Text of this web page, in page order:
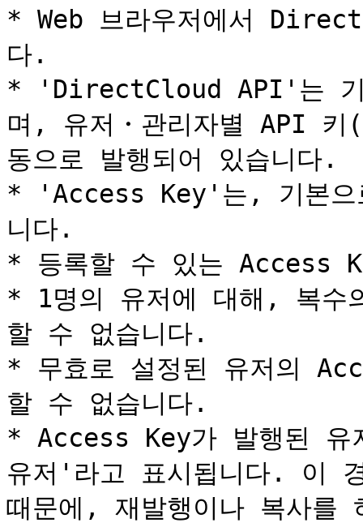
* Web 브라우저에서
다.
* 'DirectCloud API'는 기
며, 유저・관리자별 API
동으로 발행되어 있습니다.
* 'Access Key'는, 기본으
니다.
* 등록할 수 있는 Access
* 1명의 유저에 대해, 복수
할 수 없습니다.
* 무효로 설정된 유저의
할 수 없습니다.
* Access Key가 발행된 유
유저'라고 표시됩니다. 이
때문에, 재발행이나 복사